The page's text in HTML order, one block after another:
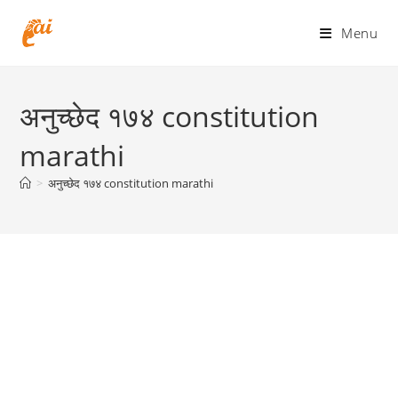
Menu
अनुच्छेद १७४ constitution
marathi
> अनुच्छेद १७४ constitution marathi